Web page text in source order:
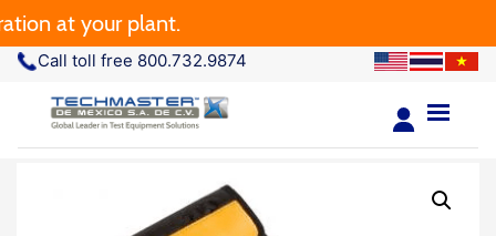
at your plant.
Call toll free 800.732.9874